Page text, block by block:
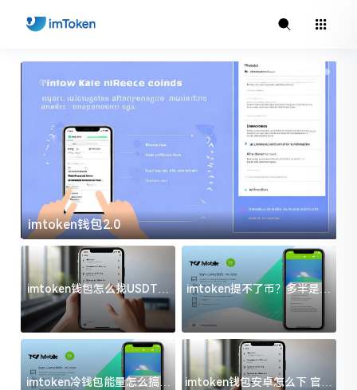
imtoken钱包2.0
imtoken钱包怎么找USDT地
址？三步搞定不踩坑
imtoken提不了币？多半是这
几件事没处理好
imtoken冷钱包能量怎么搞？
imtoken钱包安卓怎么下 官方